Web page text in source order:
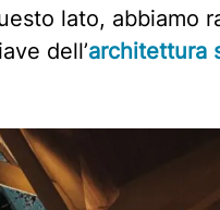
lato, abbiamo
dell’architettura